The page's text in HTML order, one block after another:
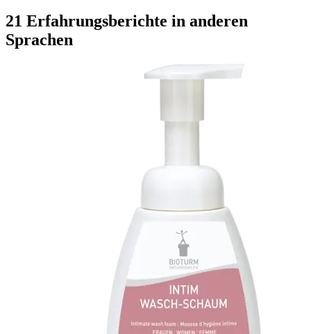
21 Erfahrungsberichte in anderen
Sprachen